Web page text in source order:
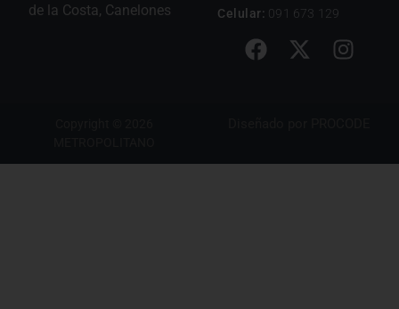
de la Costa, Canelones
Celular: 091 673 129